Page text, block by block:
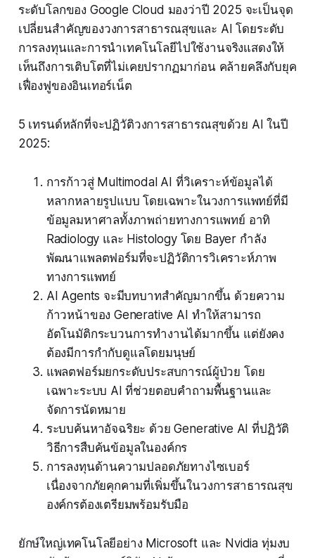
ระดับโลกของ Google Cloud มองว่าปี 2025 จะเป็นจุด
เปลี่ยนสำคัญของวงการสาธารณสุขและ AI โดยระดับ
การลงทุนและการนำเทคโนโลยีไปใช้งานจริงแสดงให้
เห็นถึงการเติบโตที่ไม่เคยปรากฏมาก่อน คล้ายคลึงกับยุค
เฟื่องฟูของอินเทอร์เน็ต
5 เทรนด์หลักที่จะปฏิวัติวงการสาธารณสุขด้วย AI ในปี
2025:
การก้าวสู่ Multimodal AI ที่วิเคราะห์ข้อมูลได้
หลากหลายรูปแบบ โดยเฉพาะในวงการแพทย์ที่มี
ข้อมูลมหาศาลทั้งภาพถ่ายทางการแพทย์ อาทิ
Radiology และ Histology โดย Bayer กำลัง
พัฒนาแพลตฟอร์มที่จะปฏิวัติการวิเคราะห์ภาพ
ทางการแพทย์
AI Agents จะมีบทบาทสำคัญมากขึ้น ด้วยความ
ก้าวหน้าของ Generative AI ทำให้สามารถ
อัตโนมัติกระบวนการทำงานได้มากขึ้น แต่ยังคง
ต้องมีการกำกับดูแลโดยมนุษย์
แพลตฟอร์มยกระดับประสบการณ์ผู้ป่วย โดย
เฉพาะระบบ AI ที่ช่วยตอบคำถามพื้นฐานและ
จัดการนัดหมาย
ระบบค้นหาอัจฉริยะ ด้วย Generative AI ที่ปฏิวัติ
วิธีการสืบค้นข้อมูลในองค์กร
การลงทุนด้านความปลอดภัยทางไซเบอร์
เนื่องจากภัยคุกคามที่เพิ่มขึ้นในวงการสาธารณสุข
องค์กรต้องเตรียมพร้อมรับมือ
ยักษ์ใหญ่เทคโนโลยีอย่าง Microsoft และ Nvidia ทุ่มงบ